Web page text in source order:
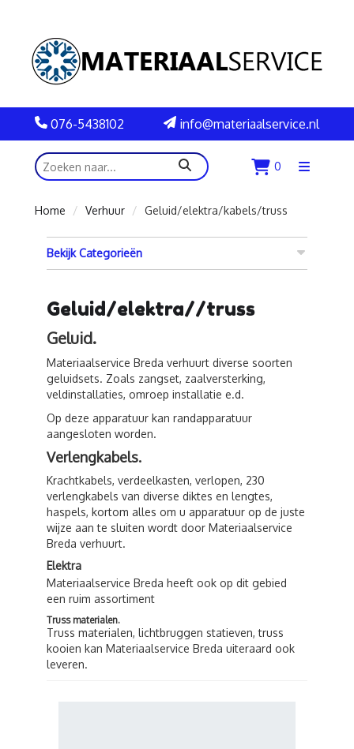
076-5438102 info@materiaalservice.nl
zoeken 0
Menu
Home
Verhuur Geluid/elektra/kabels/truss
Bekijk Categorieën
Geluid/elektra//truss
Geluid.
Materiaalservice Breda verhuurt diverse soorten
geluidsets. Zoals zangset, zaalversterking,
veldinstallaties, omroep installatie e.d.
Op deze apparatuur kan randapparatuur
aangesloten worden.
Verlengkabels.
Krachtkabels, verdeelkasten, verlopen, 230
verlengkabels van diverse diktes en lengtes,
haspels, kortom alles om u apparatuur op de juste
wijze aan te sluiten wordt door Materiaalservice
Breda verhuurt.
Elektra
Materiaalservice Breda heeft ook op dit gebied
een ruim assortiment
Truss materialen.
Truss materialen, lichtbruggen statieven, truss
kooien kan Materiaalservice Breda uiteraard ook
leveren.